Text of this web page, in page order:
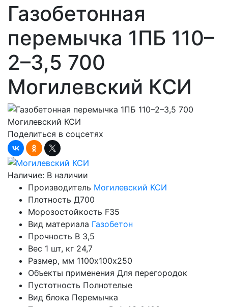
Газобетонная
перемычка 1ПБ 110–
2–3,5 700
Могилевский КСИ
Поделиться в соцсетях
Наличие: В наличии
Производитель Могилевский КСИ
Плотность Д700
Морозостойкость F35
Вид материала Газобетон
Прочность B 3,5
Вес 1 шт, кг 24,7
Размер, мм 1100х100х250
Объекты применения Для перегородок
Пустотность Полнотелые
Вид блока Перемычка